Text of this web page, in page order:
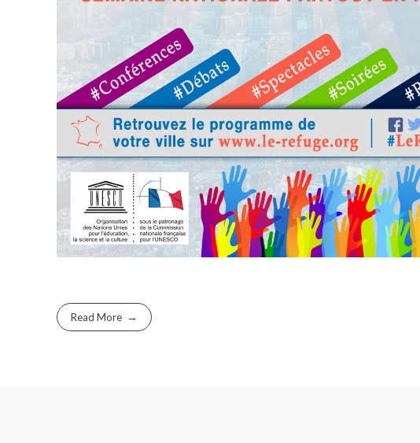
Read More